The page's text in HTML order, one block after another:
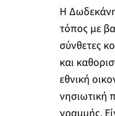
Η
τόπος με
σύνθετες
και
εθνική
νησιωτική